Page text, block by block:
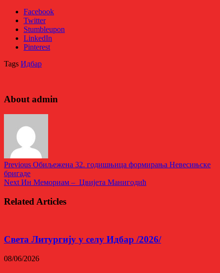
Facebook
Twitter
Stumbleupon
LinkedIn
Pinterest
Tags Идбар
About admin
Previous Обиљежена 32. годишњица формирања Невесињске
бригаде
Next Ин Мемориам – Цвијета Манигодић
Related Articles
Светa Литургију у селу Идбар /2026/
08/06/2026